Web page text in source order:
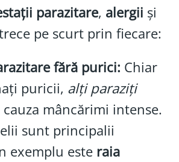
parazitare, alergii și
pe scurt prin fiecare:
fără purici: Chiar
puricii, alți paraziți
mâncărimi intense.
sunt principalii
exemplu este raia